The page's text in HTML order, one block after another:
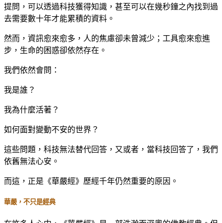
提問，可以透過科技獲得知識，甚至可以在幾秒鐘之內找到過
去需要數十年才能累積的資料。
然而，資訊愈來愈多，人的焦慮卻未曾減少；工具愈來愈進
步，生命的困惑卻依然存在。
我們依然會問：
我是誰？
我為什麼活著？
如何面對變動不安的世界？
這些問題，科技無法替代回答，又或者，當科技回答了，我們
依舊無法心安。
而這，正是《華嚴經》歷經千年仍然重要的原因。
華嚴，不只是經典